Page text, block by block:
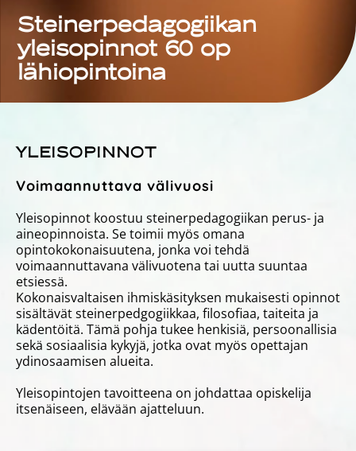
Steinerpedagogiikan
yleisopinnot 60 op
lähiopintoina
YLEISOPINNOT
Voimaannuttava välivuosi
Yleisopinnot koostuu steinerpedagogiikan perus- ja
aineopinnoista. Se toimii myös omana
opintokokonaisuutena, jonka voi tehdä
voimaannuttavana välivuotena tai uutta suuntaa
etsiessä.
Kokonaisvaltaisen ihmiskäsityksen mukaisesti opinnot
sisältävät steinerpedgogiikkaa, filosofiaa, taiteita ja
kädentöitä. Tämä pohja tukee henkisiä, persoonallisia
sekä sosiaalisia kykyjä, jotka ovat myös opettajan
ydinosaamisen alueita.
Yleisopintojen tavoitteena on johdattaa opiskelija
itsenäiseen, elävään ajatteluun.